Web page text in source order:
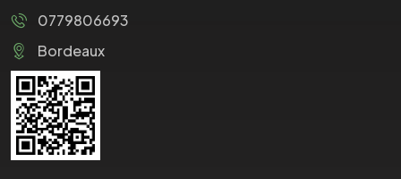
0779806693
Bordeaux